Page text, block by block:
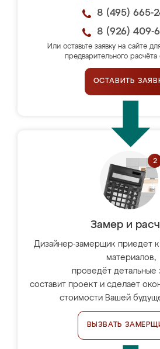
8 (495) 665-
8 (926) 409-
Или оставьте заявку на сайте
предварительного расчёта
ОСТАВИТЬ
Замер и
Дизайнер-замерщик приедет
материалов,
проведёт детальные
составит проект и сделает
стоимости Вашей
ВЫЗВАТЬ